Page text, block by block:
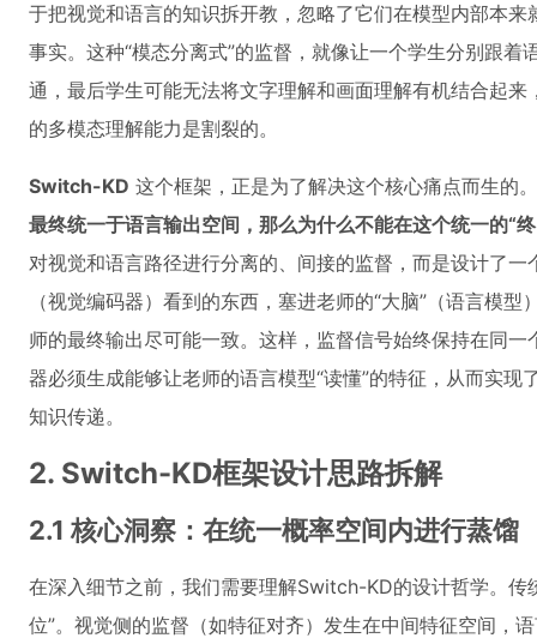
于把视觉和语言的知识拆开教，忽略了它们在模型内部本
事实。这种“模态分离式”的监督，就像让一个学生分别跟
通，最后学生可能无法将文字理解和画面理解有机结合起
的多模态理解能力是割裂的。
Switch-KD 这个框架，正是为了解决这个核心痛点而生的
最终统一于语言输出空间，那么为什么不能在这个统一的“
对视觉和语言路径进行分离的、间接的监督，而是设计了一
（视觉编码器）看到的东西，塞进老师的“大脑”（语言模
师的最终输出尽可能一致。这样，监督信号始终保持在同
器必须生成能够让老师的语言模型“读懂”的特征，从而实
知识传递。
2. Switch-KD框架设计思路拆解
2.1 核心洞察：在统一概率空间内进行蒸馏
在深入细节之前，我们需要理解Switch-KD的设计哲学。传
位”。视觉侧的监督（如特征对齐）发生在中间特征空间，